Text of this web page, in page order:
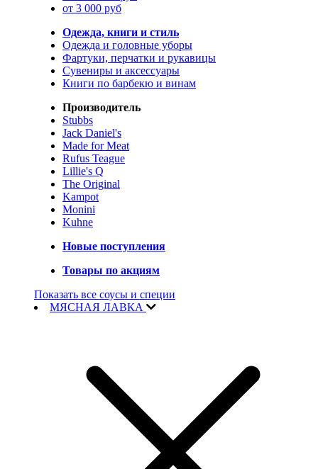
от 3 000 руб
Одежда, книги и стиль
Одежда и головные уборы
Фартуки, перчатки и рукавицы
Сувениры и аксессуары
Книги по барбекю и винам
Производитель
Stubbs
Jack Daniel's
Made for Meat
Rufus Teague
Lillie's Q
The Original
Kampot
Monini
Kuhne
Новые поступления
Товары по акциям
Показать все соусы и специи
МЯСНАЯ ЛАВКА